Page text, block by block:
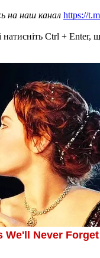
на наш канал https://
Ctrl + Enter,